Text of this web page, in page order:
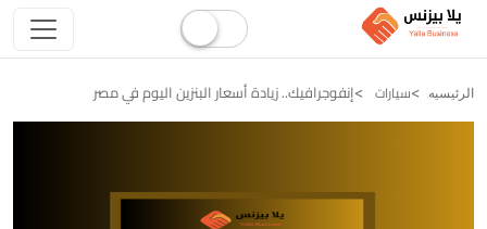
الرئيسيه سيارات إنفوجرافيك.. زيادة أسعار البنزين اليوم في مصر